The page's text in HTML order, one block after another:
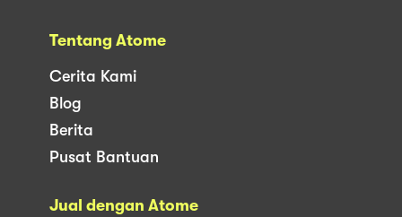
Tentang Atome
Cerita Kami
Blog
Berita
Pusat Bantuan
Jual dengan Atome